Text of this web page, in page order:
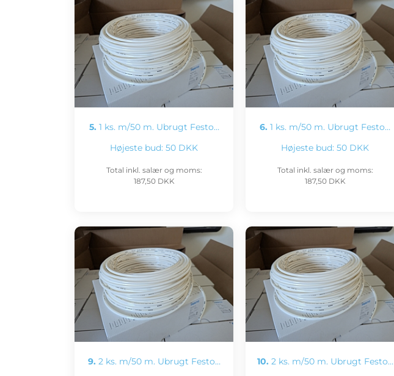
5. 1 ks. m/50 m. Ubrugt Festo…
Højeste bud: 50 DKK
Total inkl. salær og moms:
187,50 DKK
6. 1 ks. m/50 m. Ubrugt Festo…
Højeste bud: 50 DKK
Total inkl. salær og moms:
187,50 DKK
9. 2 ks. m/50 m. Ubrugt Festo…
10. 2 ks. m/50 m. Ubrugt Festo…